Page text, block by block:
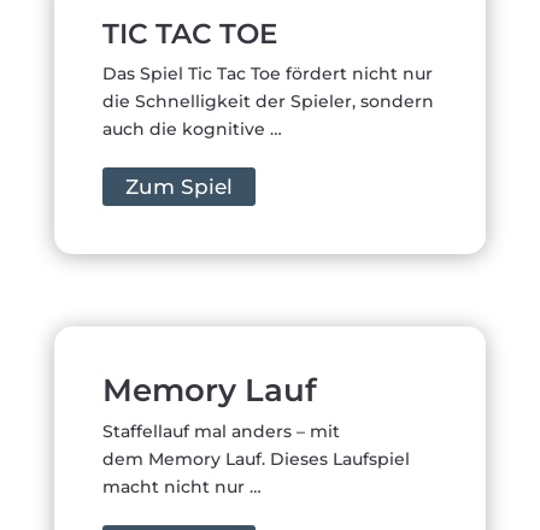
TIC TAC TOE
Das Spiel Tic Tac Toe fördert nicht nur
die Schnelligkeit der Spieler, sondern
auch die kognitive …
Zum Spiel
Memory Lauf
Staffellauf mal anders – mit
dem Memory Lauf. Dieses Laufspiel
macht nicht nur …